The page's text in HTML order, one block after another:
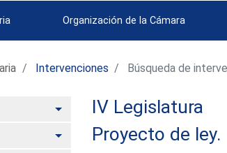
Organización de la Cámara
Intervenciones Búsqueda de
Alternar
Alternar
IV Legislatura
Proyecto de ley.